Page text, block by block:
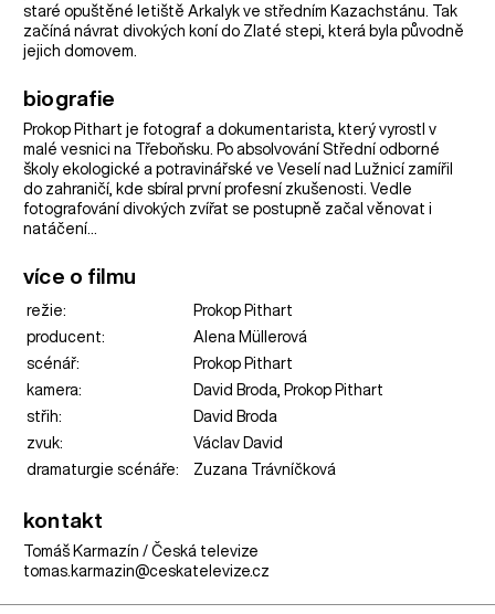
staré opuštěné letiště Arkalyk ve středním Kazachstánu. Tak
začíná návrat divokých koní do Zlaté stepi, která byla původně
jejich domovem.
biografie
Prokop Pithart je fotograf a dokumentarista, který vyrostl v
malé vesnici na Třeboňsku. Po absolvování Střední odborné
školy ekologické a potravinářské ve Veselí nad Lužnicí zamířil
do zahraničí, kde sbíral první profesní zkušenosti. Vedle
fotografování divokých zvířat se postupně začal věnovat i
natáčení…
více o filmu
režie:
Prokop Pithart
producent:
Alena Müllerová
scénář:
Prokop Pithart
kamera:
David Broda, Prokop Pithart
střih:
David Broda
zvuk:
Václav David
dramaturgie scénáře:
Zuzana Trávníčková
kontakt
Tomáš Karmazín / Česká televize
tomas.karmazin@ceskatelevize.cz